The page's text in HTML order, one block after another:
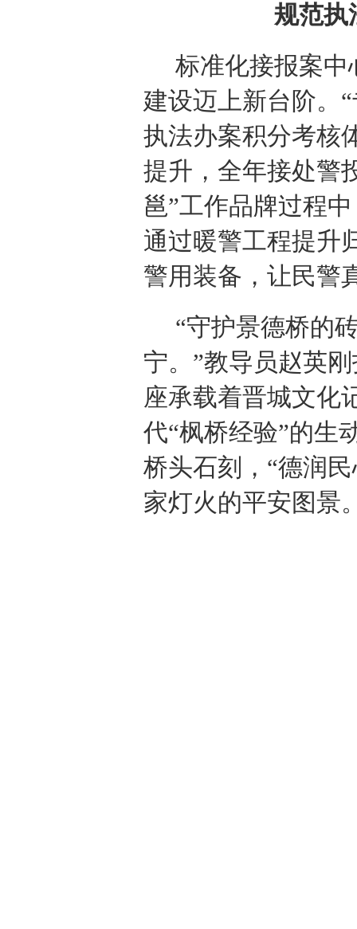
规范执
标准化接报案
建设迈上新台阶。
执法办案积分考核
提升，全年接处警
邕”工作品牌过程
通过暖警工程提升
警用装备，让民警
“守护景德桥的
宁。”教导员赵英
座承载着晋城文化
代“枫桥经验”的
桥头石刻，“德润
家灯火的平安图景